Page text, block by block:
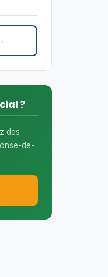
?
des
de-